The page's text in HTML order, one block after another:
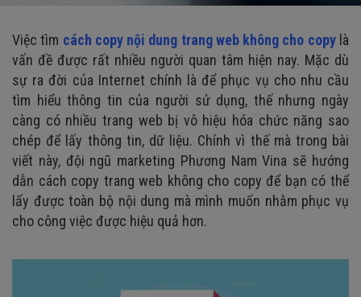
Việc tìm cách copy nội dung trang web không cho copylà
vấn đề được rất nhiều người quan tâm hiện nay. Mặc dù
sự ra đời của Internet chính là để phục vụ cho nhu cầu
tìm hiểu thông tin của người sử dụng, thế nhưng ngày
càng có nhiều trang web bị vô hiệu hóa chức năng sao
chép để lấy thông tin, dữ liệu. Chính vì thế mà trong bài
viết này, đội ngũ marketing Phương Nam Vina sẽ hướng
dẫn cách copy trang web không cho copy để bạn có thể
lấy được toàn bộ nội dung mà mình muốn nhằm phục vụ
cho công việc được hiệu quả hơn.